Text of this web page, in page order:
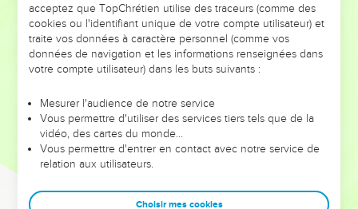
DE L’ANNÉE !
ET SI LEURS ERREURS POUVAIENT VOUS ÉVITER LES
VOTRES ?
leur foi ou leur vision. Mais on voit moins les doutes, les erreurs
et les saisons difficiles qu'ils ont traversés, alors même que ce
sont elles qui les ont façonnés.
Dans cette conférence, leaders, entrepreneurs, et responsables
clés pour avancer avec plus de sagesse afin que leurs erreurs
acceptez que TopChrétien utilise des traceurs (comme des
cookies ou l'identifiant unique de votre compte utilisateur) et
traite vos données à caractère personnel (comme vos
données de navigation et les informations renseignées dans
votre compte utilisateur) dans les buts suivants :
Mesurer l'audience de notre service
Vous permettre d'utiliser des services tiers tels que de la
vidéo, des cartes du monde…
Vous permettre d'entrer en contact avec notre service de
relation aux utilisateurs.
Choisir mes cookies